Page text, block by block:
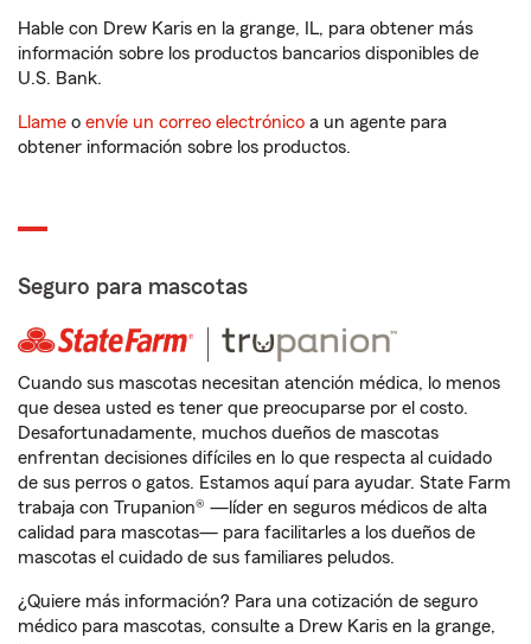
Hable con Drew Karis en la grange, IL, para obtener más
información sobre los productos bancarios disponibles de
U.S. Bank.
Llame o envíe un correo electrónico a un agente para
obtener información sobre los productos.
Seguro para mascotas
Cuando sus mascotas necesitan atención médica, lo menos
que desea usted es tener que preocuparse por el costo.
Desafortunadamente, muchos dueños de mascotas
enfrentan decisiones difíciles en lo que respecta al cuidado
de sus perros o gatos. Estamos aquí para ayudar. State Farm
trabaja con Trupanion® —líder en seguros médicos de alta
calidad para mascotas— para facilitarles a los dueños de
mascotas el cuidado de sus familiares peludos.
¿Quiere más información? Para una cotización de seguro
médico para mascotas, consulte a Drew Karis en la grange,